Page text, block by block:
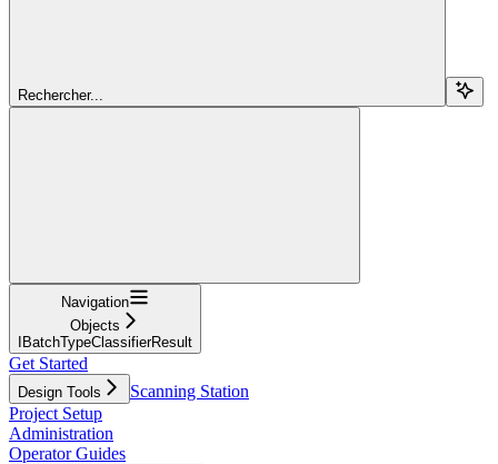
Rechercher...
Navigation
Objects
IBatchTypeClassifierResult
Get Started
Design Tools
Scanning Station
Project Setup
Administration
Operator Guides